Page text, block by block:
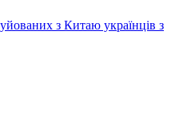
з Китаю українців з